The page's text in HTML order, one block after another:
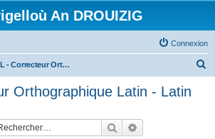
An DROUIZIG
Connexion
COL - Correcteur Orthographique Latin - Latin Spell Checker
Orthographique Latin - Latin
Rechercher